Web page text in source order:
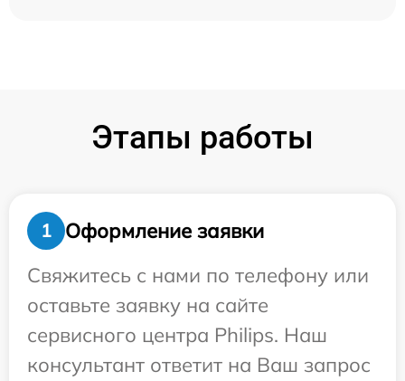
Этапы работы
1
Оформление заявки
Свяжитесь с нами по телефону или
оставьте заявку на сайте
сервисного центра Philips. Наш
консультант ответит на Ваш запрос